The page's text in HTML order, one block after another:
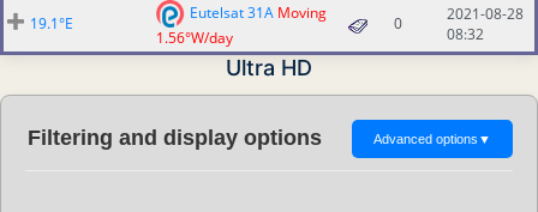
19.1°E
Eutelsat 31A Moving
1.56°W/day
0
2021-08-28
08:32
Ultra HD
Filtering and display options Advanced options ▼